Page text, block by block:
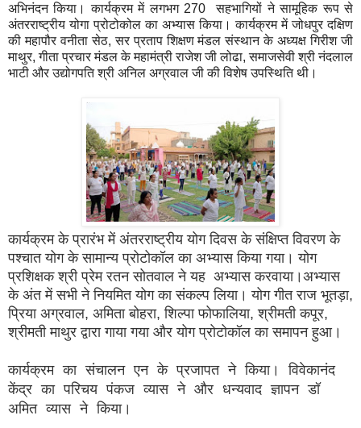
अभिनंदन किया। कार्यक्रम में लगभग 270 सहभागियों ने सामूहिक रूप से
अंतरराष्ट्रीय योगा प्रोटोकोल का अभ्यास किया। कार्यक्रम में जोधपुर दक्षिण
की महापौर वनीता सेठ, सर प्रताप शिक्षण मंडल संस्थान के अध्यक्ष गिरीश जी
माथुर, गीता प्रचार मंडल के महामंत्री राजेश जी लोढा, समाजसेवी श्री नंदलाल
भाटी और उद्योगपति श्री अनिल अग्रवाल जी की विशेष उपस्थिति थी।
कार्यक्रम के प्रारंभ में अंतरराष्ट्रीय योग दिवस के संक्षिप्त विवरण के
पश्चात योग के सामान्य प्रोटोकॉल का अभ्यास किया गया। योग
प्रशिक्षक श्री प्रेम रतन सोतवाल ने यह अभ्यास करवाया।अभ्यास
के अंत में सभी ने नियमित योग का संकल्प लिया।योग गीत राज भूतड़ा,
प्रिया अग्रवाल, अमिता बोहरा, शिल्पा फोफालिया, श्रीमती कपूर,
श्रीमती माथुर द्वारा गाया गया और योग प्रोटोकॉल का समापन हुआ।
कार्यक्रम का संचालन एन के प्रजापत ने किया। विवेकानंद
केंद्र का परिचय पंकज व्यास ने और धन्यवाद ज्ञापन डॉ
अमित व्यास ने किया।